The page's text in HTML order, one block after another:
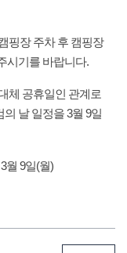
핑장 주차 후 캠핑장
시기를 바랍니다.
체 공휴일인 관계로
날 일정을 3월 9일
월 9일(월)